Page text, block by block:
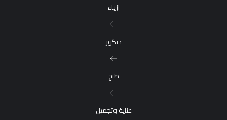
ازياء
ديكور
طبخ
عناية وتجميل